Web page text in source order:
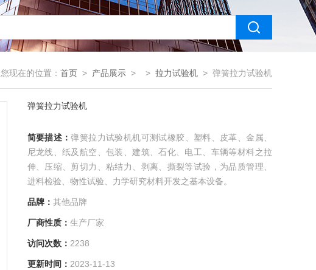
您现在的位置： 首页 > 产品展示 > > 拉力试验机 > 弹簧拉力试验机
弹簧拉力试验机
简要描述：弹簧拉力试验机机可测试橡胶、塑料、皮革、金属、
尼龙线、纸及航空、包装、建筑、石化、电工、车辆等材料之拉
伸、压缩、剪切力、粘结力、剥离、撕裂等试验，为品质管理、
进料检验、物性试验、力学研究材料开发之基本设备。
品牌： 其他品牌
厂商性质： 生产厂家
访问次数： 2238
更新时间： 2023-11-13